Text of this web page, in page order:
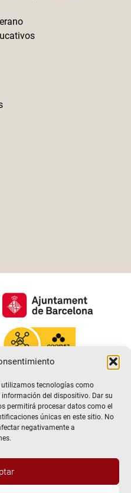
utilizamos tecnologías como
del dispositivo. Dar su
permitirá procesar datos como el
únicas en este sitio. No
negativamente a